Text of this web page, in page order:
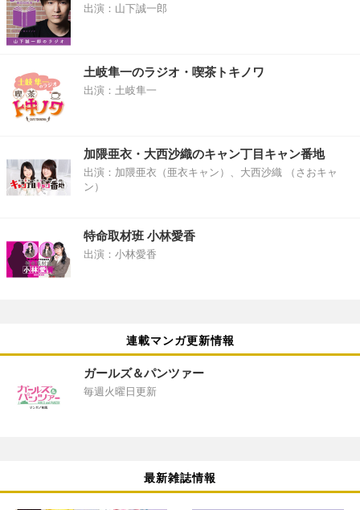
出演：山下誠一郎
土岐隼一のラジオ・喫茶トキノワ
出演：土岐隼一
加隈亜衣・大西沙織のキャン丁目キャン番地
出演：加隈亜衣（亜衣キャン）、大西沙織 （さおキャ
ン）
特命取材班 小林愛香
出演：小林愛香
連載マンガ更新情報
ガールズ＆パンツァー
毎週火曜日更新
最新雑誌情報